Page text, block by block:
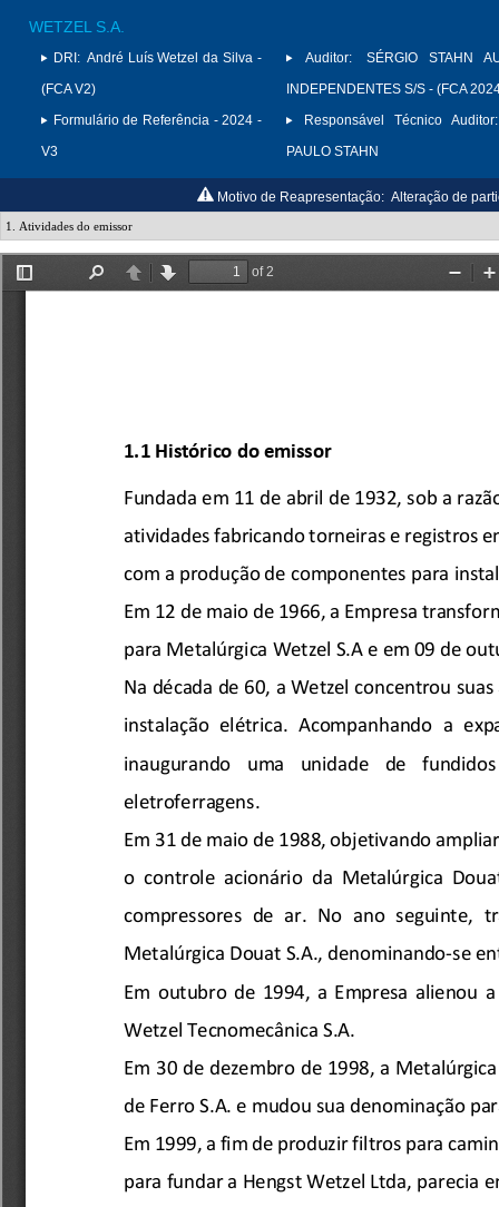
WETZEL S.A.
DRI: André Luís Wetzel da Silva -
(FCA V2)
Formulário de Referência - 2024 -
V3
Auditor:
SÉRGIO STAHN
INDEPENDENTES S/S - (FCA
Responsável Técnico Auditor:
PAULO STAHN
Motivo de Reapresentação: Alteração de